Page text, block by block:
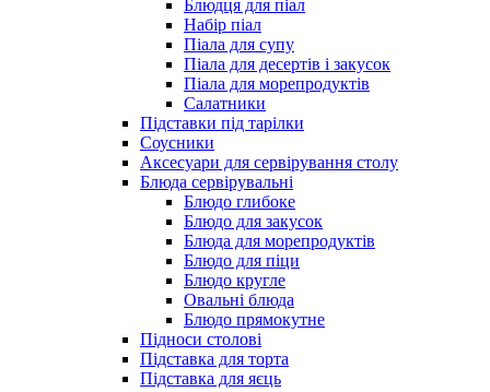
Блюдця для піал
Набір піал
Піала для супу
Піала для десертів і закусок
Піала для морепродуктів
Салатники
Підставки під тарілки
Соусники
Аксесуари для сервірування столу
Блюда сервірувальні
Блюдо глибоке
Блюдо для закусок
Блюда для морепродуктів
Блюдо для піци
Блюдо кругле
Овальні блюда
Блюдо прямокутне
Підноси столові
Підставка для торта
Підставка для яєць